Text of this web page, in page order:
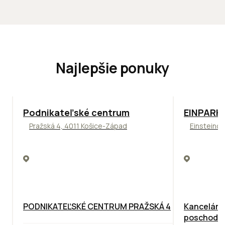
Najlepšie ponuky
ODPORÚČAME
Podnikateľské centrum
Pražská 4, 4011 Košice-Západ
PODNIKATEĽSKÉ CENTRUM PRAŽSKÁ 4
TOP
poschodie